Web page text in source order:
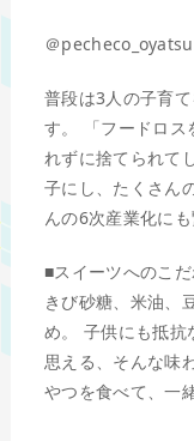
＠
普段は3人の子育
す。 「フードロス
れずに捨てられて
子にし、たくさん
んの6次産業化に
■スイーツへのこだ
きび砂糖、米油、
め。 子供にも抵抗
思える、そんな味
やつを食べて、一